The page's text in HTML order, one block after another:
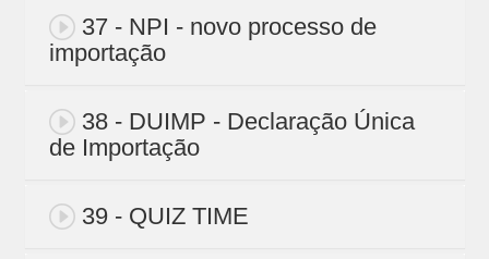
37 - NPI - novo processo de
importação
38 - DUIMP - Declaração Única
de Importação
39 - QUIZ TIME